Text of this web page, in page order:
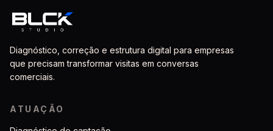
Diagnóstico, correção e estrutura digital para empresas
que precisam transformar visitas em conversas
comerciais.
ATUAÇÃO